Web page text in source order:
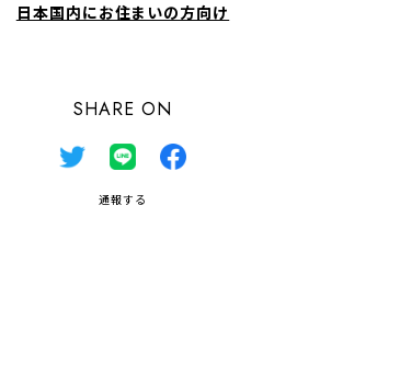
日本国内にお住まいの方向け
SHARE ON
通報する